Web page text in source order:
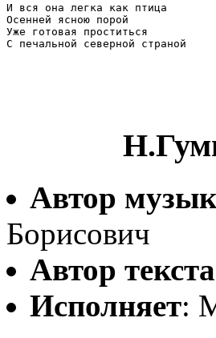
И вся она легка как птица
Осенней ясною порой
Уже готовая проститься
Автор
Борисович
Автор текста
Исполняет: